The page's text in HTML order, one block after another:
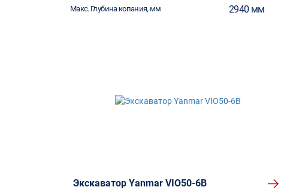
Макс. Глубина копания, мм 2940 мм
Экскаватор Yanmar VIO50-6B